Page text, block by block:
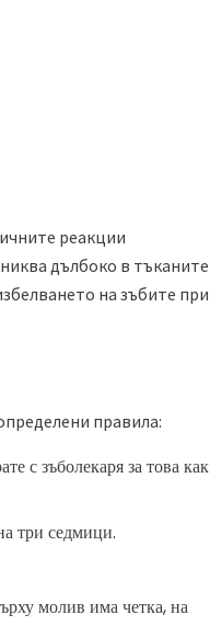
реакции
дълбоко в тъканите
на зъбите при
правила:
с зъболекаря за това как
три седмици.
молив има четка, на